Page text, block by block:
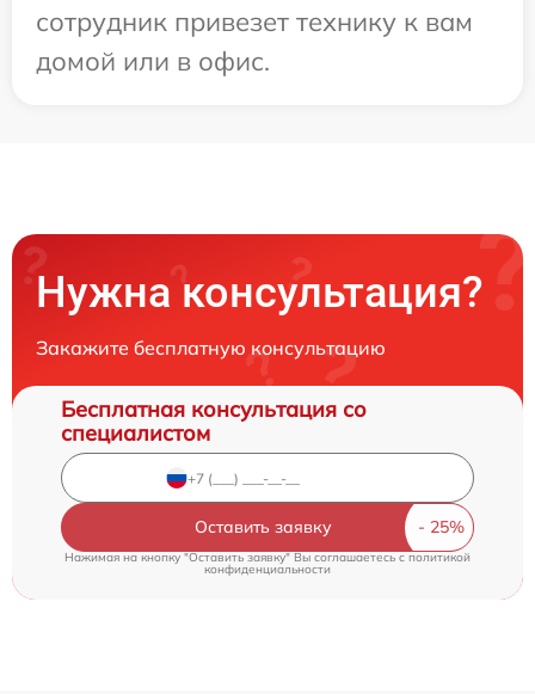
сотрудник привезет технику к вам
домой или в офис.
Нужна консультация?
Закажите бесплатную консультацию
Бесплатная консультация со
специалистом
Оставить заявку
Нажимая на кнопку "Оставить заявку" Вы соглашаетесь cполитикой
конфиденциальности